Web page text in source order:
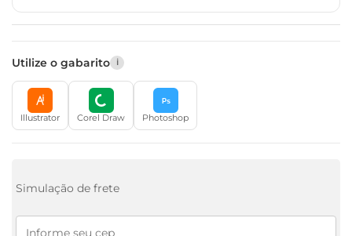
Utilize o gabarito ℹ
Illustrator Corel Draw
Ps
Photoshop
Simulação de frete